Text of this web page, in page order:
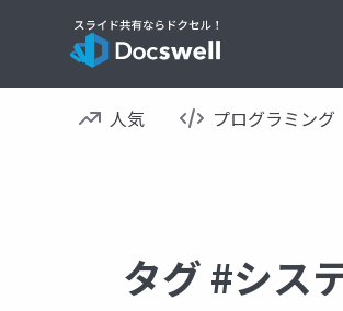
人気 プログラミング
タグ #シス